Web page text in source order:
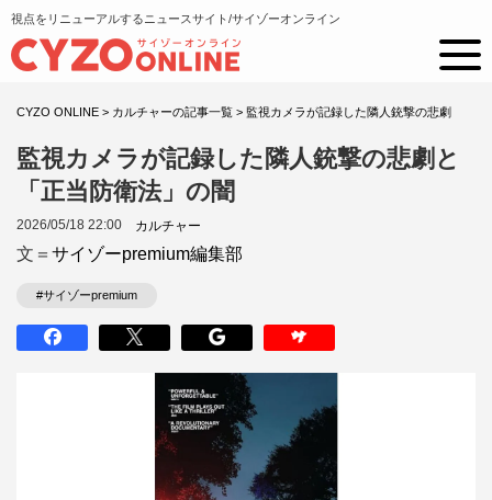
視点をリニューアルするニュースサイト/サイゾーオンライン
CYZO ONLINE > カルチャーの記事一覧 > 監視カメラが記録した隣人銃撃の悲劇
監視カメラが記録した隣人銃撃の悲劇と
「正当防衛法」の闇
2026/05/18 22:00 カルチャー
文＝ サイゾーpremium編集部
#サイゾーpremium